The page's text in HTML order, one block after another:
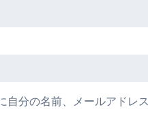
自分の名前、メールアドレ